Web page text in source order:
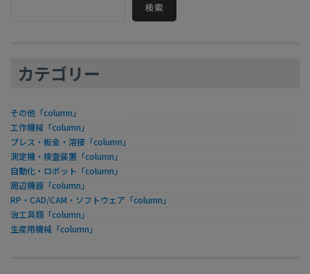
検索
カテゴリー
その他「column」
工作機械「column」
プレス・板金・溶接「column」
測定機・検査装置「column」
自動化・ロボット「column」
周辺機器「column」
RP・CAD/CAM・ソフトウェア「column」
治工具類「column」
生産用機械「column」